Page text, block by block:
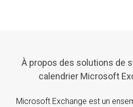
À propos des solutions de
calendrier Microsoft
Microsoft Exchange est un